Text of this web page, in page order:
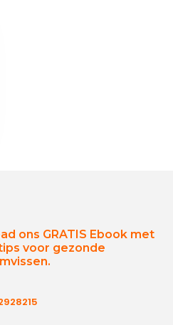
ons GRATIS Ebook met
voor gezonde